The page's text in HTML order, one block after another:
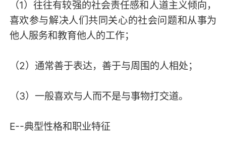
（1）往往有较强的社会责任感和人道主义倾向，
喜欢参与解决人们共同关心的社会问题和从事为
他人服务和教育他人的工作；
（2）通常善于表达，善于与周围的人相处；
（3）一般喜欢与人而不是与事物打交道。
E--典型性格和职业特征